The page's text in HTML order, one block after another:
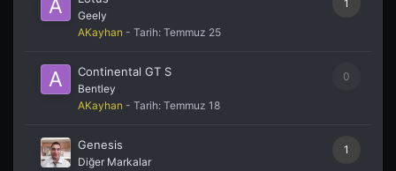
1
Geely
AKayhan - Tarih: Temmuz 25
0
Continental GT S
Bentley
AKayhan - Tarih: Temmuz 18
1
Genesis
Diğer Markalar